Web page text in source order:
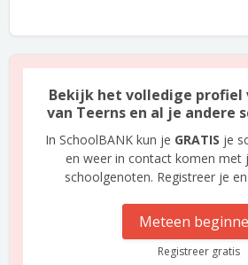
Bekijk het volledige profiel
van Teerns en al je andere
In SchoolBANK kun je GRATIS je
en weer in contact komen met
schoolgenoten. Registreer je
Meteen
Registreer gratis